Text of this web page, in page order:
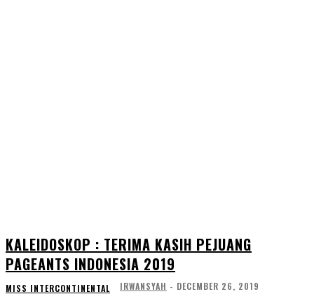
KALEIDOSKOP : TERIMA KASIH PEJUANG
PAGEANTS INDONESIA 2019
MISS INTERCONTINENTAL IRWANSYAH - DECEMBER 26, 2019